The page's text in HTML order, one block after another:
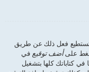
تستطيع فعل ذلك عن طريق
علىأضف توقيع في
في كتاباتك كلها بتشغيل